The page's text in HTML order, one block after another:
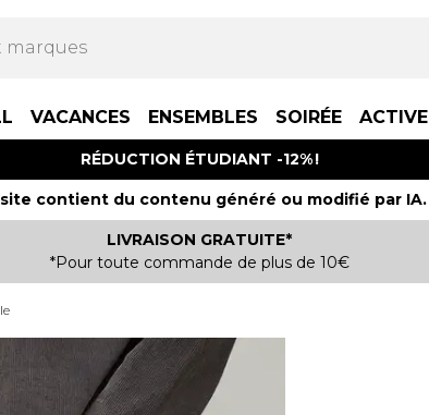
VACANCES ENSEMBLES SOIRÉE ACTIVE
RÉDUCTION ÉTUDIANT -12% !
site contient du contenu généré ou modifié par IA.
LIVRAISON GRATUITE*
*Pour toute commande de plus de 10€